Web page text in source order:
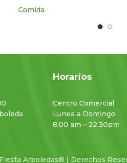
Comida
Horarios
Centro Comercial
Lunes a Domingo
8:00 am – 22:30pm
Arboledas® | Derechos